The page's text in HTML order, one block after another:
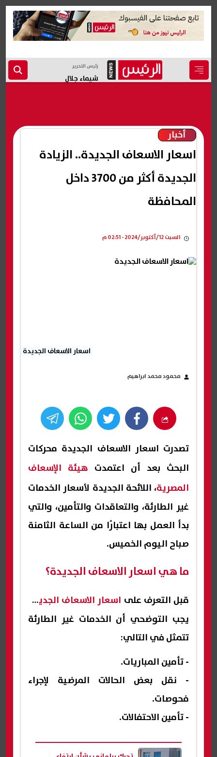
رئيس التحرير
شيماء جلال
أخبار
اسعار الاسعاف الجديدة.. الزيادة
الجديدة أكثر من 3700 داخل
المحافظة
السبت 12/أكتوبر/2024 - 02:51 م
اسعار الاسعاف الجديدة
محمود محمد ابراهيم
تصدرت اسعار الاسعاف الجديدة محركات
البحث بعد أن اعتمدت هيئة الإسعاف
المصرية، اللائحة الجديدة لأسعار الخدمات
غير الطارئة، والتعاقدات والتأمين، والتي
بدأ العمل بها اعتبارًا من الساعة الثامنة
صباح اليوم الخميس.
ما هي اسعار الاسعاف الجديدة؟
قبل التعرف على اسعار الاسعاف الجديدة
يجب التوضحي أن الخدمات غير الطارئة
تتمثل في التالي:
- تأمين المباريات.
- نقل بعض الحالات المرضية لإجراء
فحوصات.
- تأمين الاحتفالات.